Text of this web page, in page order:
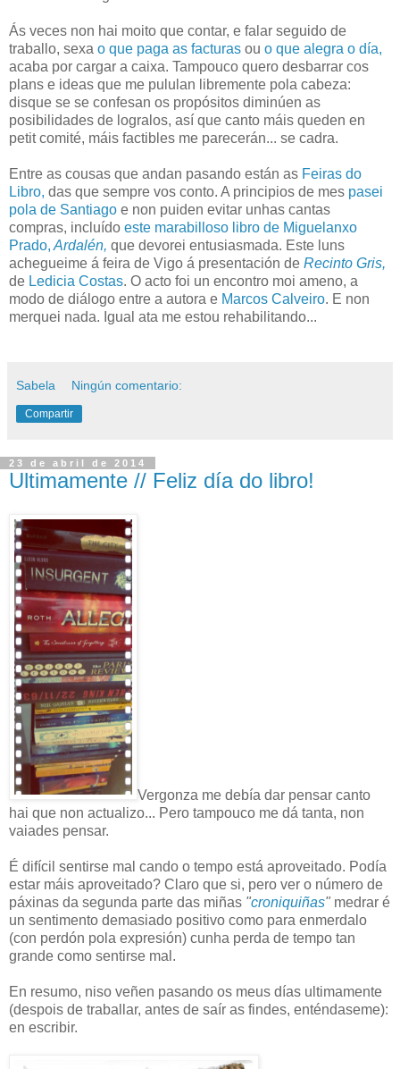
Ás veces non hai moito que contar, e falar seguido de
traballo, sexa o que paga as facturas ou o que alegra o día,
acaba por cargar a caixa. Tampouco quero desbarrar cos
plans e ideas que me pululan libremente pola cabeza:
disque se se confesan os propósitos diminúen as
posibilidades de logralos, así que canto máis queden en
petit comité, máis factibles me parecerán... se cadra.
Entre as cousas que andan pasando están as Feiras do
Libro, das que sempre vos conto. A principios de mes pasei
pola de Santiago e non puiden evitar unhas cantas
compras, incluído este marabilloso libro de Miguelanxo
Prado, Ardalén, que devorei entusiasmada. Este luns
achegueime á feira de Vigo á presentación de Recinto Gris,
de Ledicia Costas. O acto foi un encontro moi ameno, a
modo de diálogo entre a autora e Marcos Calveiro. E non
merquei nada. Igual ata me estou rehabilitando...
Sabela Ningún comentario:
Compartir
23 de abril de 2014
Ultimamente // Feliz día do libro!
Vergonza me debía dar pensar canto
hai que non actualizo... Pero tampouco me dá tanta, non
vaiades pensar.
É difícil sentirse mal cando o tempo está aproveitado. Podía
estar máis aproveitado? Claro que si, pero ver o número de
páxinas da segunda parte das miñas "croniquiñas" medrar é
un sentimento demasiado positivo como para enmerdalo
(con perdón pola expresión) cunha perda de tempo tan
grande como sentirse mal.
En resumo, niso veñen pasando os meus días ultimamente
(despois de traballar, antes de saír as findes, enténdaseme):
en escribir.